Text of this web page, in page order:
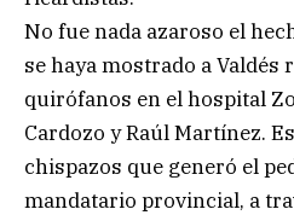
No fue nada azaroso el
se haya mostrado a
quirófanos en el hospital
Cardozo y Raúl Martínez.
chispazos que generó el
mandatario provincial, a